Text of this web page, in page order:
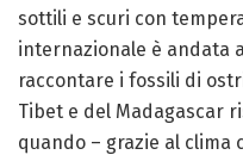
sottili e scuri con
internazionale è andata
raccontare i fossili di
Tibet e del Madagascar
quando – grazie al clima